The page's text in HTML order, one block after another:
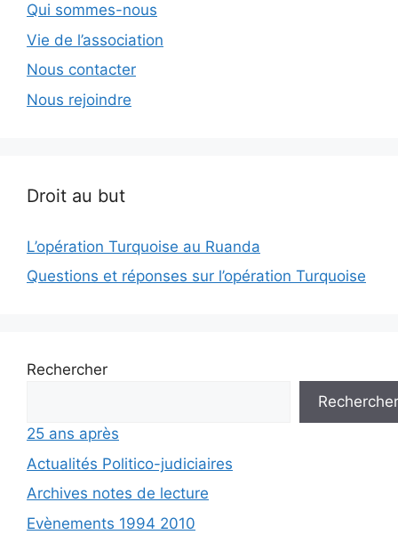
Qui sommes-nous
Vie de l’association
Nous contacter
Nous rejoindre
Droit au but
L’opération Turquoise au Ruanda
Questions et réponses sur l’opération Turquoise
Rechercher
Rechercher
25 ans après
Actualités Politico-judiciaires
Archives notes de lecture
Evènements 1994 2010